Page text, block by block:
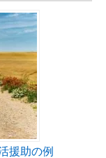
援助の例